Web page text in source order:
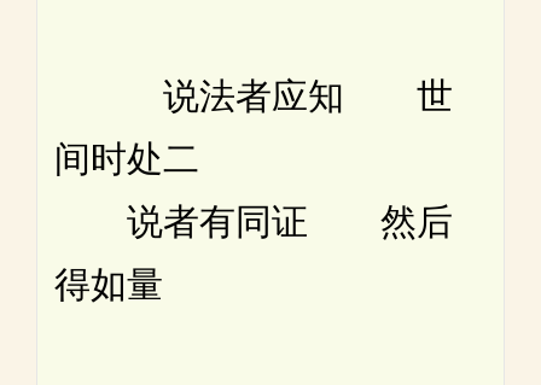
说法者应知 世
间时处二
说者有同证 然后
得如量